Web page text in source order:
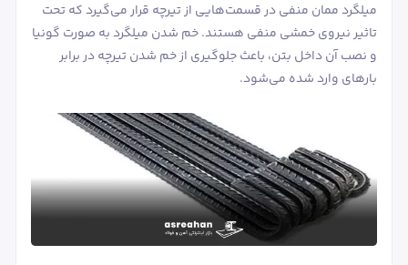
میلگرد ممان منفی در قسمت‌هایی از تیرچه قرار می‌گیرد که تحت
تاثیر نیروی خمشی منفی هستند. خم شدن میلگرد به صورت گونیا
و نصب آن داخل بتن، باعث جلوگیری از خم شدن تیرچه در برابر
بارهای وارد شده می‌شود.